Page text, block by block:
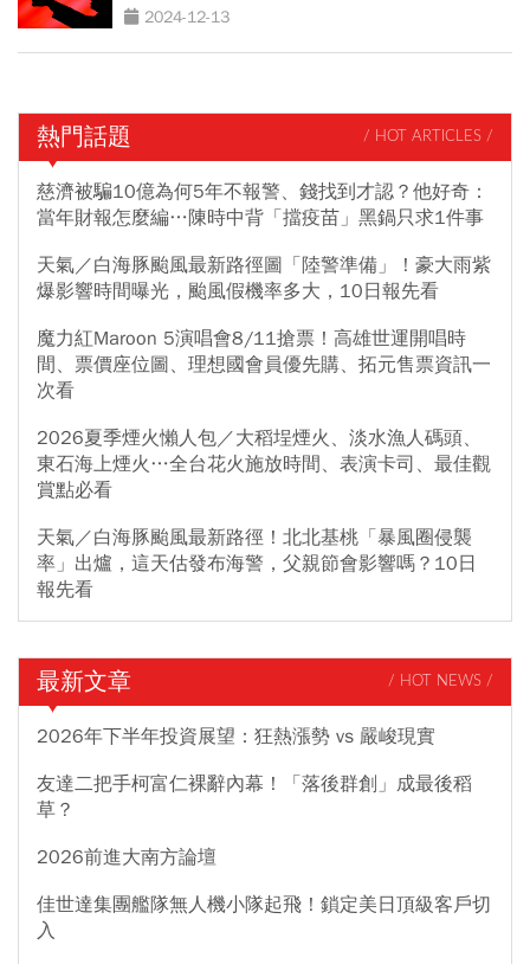
2024-12-13
熱門話題 / HOT ARTICLES /
慈濟被騙10億為何5年不報警、錢找到才認？他好奇：
當年財報怎麼編…陳時中背「擋疫苗」黑鍋只求1件事
天氣／白海豚颱風最新路徑圖「陸警準備」！豪大雨紫
爆影響時間曝光，颱風假機率多大，10日報先看
魔力紅Maroon 5演唱會8/11搶票！高雄世運開唱時
間、票價座位圖、理想國會員優先購、拓元售票資訊一
次看
2026夏季煙火懶人包／大稻埕煙火、淡水漁人碼頭、
東石海上煙火…全台花火施放時間、表演卡司、最佳觀
賞點必看
天氣／白海豚颱風最新路徑！北北基桃「暴風圈侵襲
率」出爐，這天估發布海警，父親節會影響嗎？10日
報先看
最新文章 / HOT NEWS /
2026年下半年投資展望：狂熱漲勢 vs 嚴峻現實
友達二把手柯富仁裸辭內幕！「落後群創」成最後稻
草？
2026前進大南方論壇
佳世達集團艦隊無人機小隊起飛！鎖定美日頂級客戶切
入